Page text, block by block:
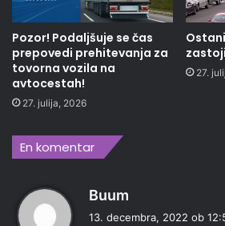
Pozor! Podaljšuje se čas
prepovedi prehitevanja za
tovorna vozila na
avtocestah!
27. julija, 2026
27.
En komentar
Buum
13. decembra, 2022 ob